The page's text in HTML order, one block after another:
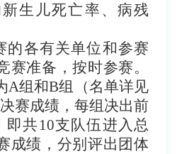
生儿死亡率、病残
的各有关单位和参赛
赛准备，按时参赛。
A组和B组（名单详见
赛成绩，每组决出前
即共10支队伍进入总
成绩，分别评出团体